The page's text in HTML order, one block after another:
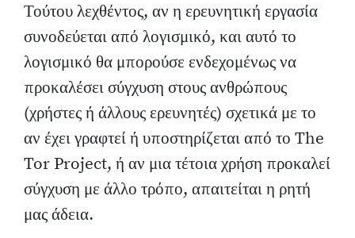
Τούτου λεχθέντος, αν η ερευνητική εργασία
συνοδεύεται από λογισμικό, και αυτό το
λογισμικό θα μπορούσε ενδεχομένως να
προκαλέσει σύγχυση στους ανθρώπους
(χρήστες ή άλλους ερευνητές) σχετικά με το
αν έχει γραφτεί ή υποστηρίζεται από το The
Tor Project, ή αν μια τέτοια χρήση προκαλεί
σύγχυση με άλλο τρόπο, απαιτείται η ρητή
μας άδεια.